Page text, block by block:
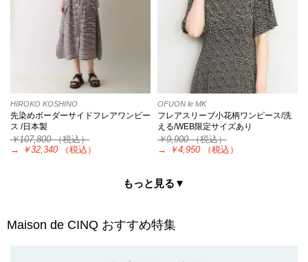
HIROKO KOSHINO
先染めボーダーサイドフレアワンピー
ス /日本製
￥107,800（税込）
→
￥32,340 （税込）
OFUON le MK
フレアスリーブ小花柄ワンピース/洗
える/WEB限定サイズあり
￥9,900（税込）
→
￥4,950 （税込）
もっと見る▼
Maison de CINQ おすすめ特集